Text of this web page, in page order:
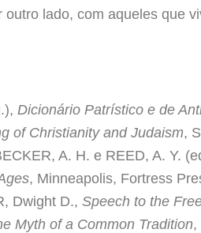
lado, com aqueles que
Dicionário Patrístico e de
of Christianity and Judaism,
A. H. e REED, A. Y.
, Minneapolis, Fortress
Dwight D., Speech to the
Myth of a Common Tradition,